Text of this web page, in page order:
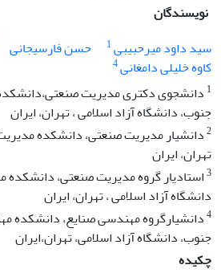
نویسندگان
سید داود میرحبیبی1 حسن فارسیجانی
کاوه خلیلی دامغانی4
1 دانشجوی دکتری مدیریت
جنوب، دانشگاه آزاد اسلامی ، تهران، ایران
2دانشیار مدیریت صنعتی، دانشکده
تهران، ایران
3استادیار گروه مدیریت صنعتی، دانشکده
دانشگاه آزاد اسلامی ، تهران، ایران
4دانشیارگروه مهندسی صنایع، دانشکده
جنوب، دانشگاه آزاد اسلامی، تهران،ایران
چکیده